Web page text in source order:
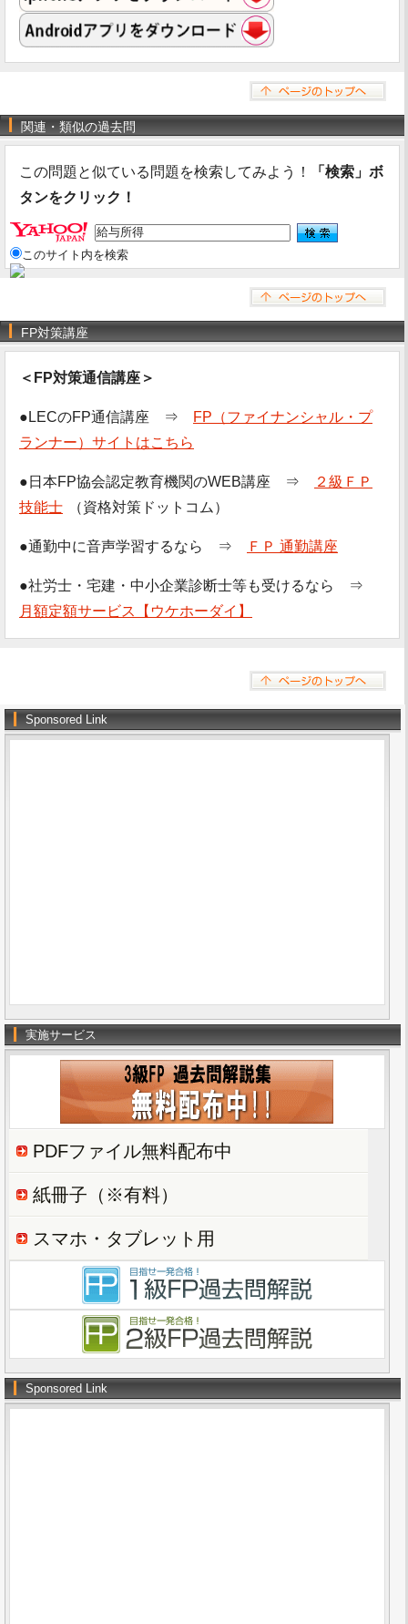
関連・類似の過去問
この問題と似ている問題を検索してみよう！
「検索」ボ
タンをクリック！
このサイト内を検索
FP対策講座
＜FP対策通信講座＞
●LECのFP通信講座 ⇒
FP（ファイナンシャル・プ
ランナー）サイトはこちら
●日本FP協会認定教育機関のWEB講座 ⇒
２級ＦＰ
技能士
（資格対策ドットコム）
●通勤中に音声学習するなら ⇒ ＦＰ 通勤講座
●社労士・宅建・中小企業診断士等も受けるなら ⇒
月額定額サービス【ウケホーダイ】
Sponsored Link
実施サービス
PDFファイル無料配布中
紙冊子（※有料）
スマホ・タブレット用
Sponsored Link